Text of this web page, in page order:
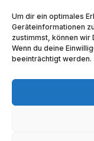
Um dir ein optimales
Geräteinformationen
zustimmst, können
Wenn du deine
beeinträchtigt werden.